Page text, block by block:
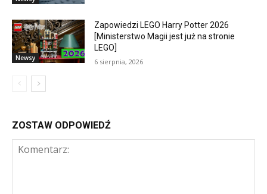
Newsy
Zapowiedzi LEGO Harry Potter 2026
[Ministerstwo Magii jest już na stronie
LEGO]
6 sierpnia, 2026
ZOSTAW ODPOWIEDŹ